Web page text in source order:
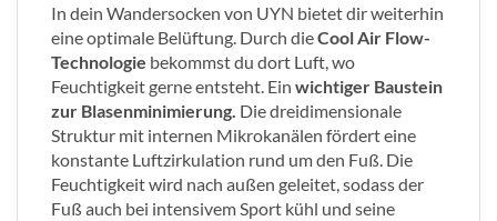
In dein Wandersocken von UYN bietet dir weiterhin
eine optimale Belüftung. Durch dieCool Air Flow-
Technologie bekommst du dort Luft, wo
Feuchtigkeit gerne entsteht. Ein wichtiger Baustein
zur Blasenminimierung. Die dreidimensionale
Struktur mit internen Mikrokanälen fördert eine
konstante Luftzirkulation rund um den Fuß. Die
Feuchtigkeit wird nach außen geleitet, sodass der
Fuß auch bei intensivem Sport kühl und seine